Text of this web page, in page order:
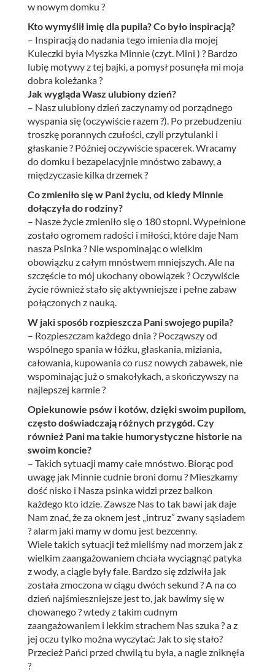
w nowym domku ?
Kto wymyślił imię dla pupila? Co było inspiracją?
– Inspiracją do nadania tego imienia dla mojej
Kuleczki była Myszka Minnie (czyt. Mini ) ? Bardzo
lubię motywy z tej bajki, a pomysł posunęła mi moja
dobra koleżanka ?
Jak wygląda Wasz ulubiony dzień?
– Nasz ulubiony dzień zaczynamy od porządnego
wyspania się (oczywiście razem ?). Po przebudzeniu
troszkę porannych czułości, czyli przytulanki i
głaskanie ? Później oczywiście spacerek. Wracamy
do domku i bezapelacyjnie mnóstwo zabawy, a
międzyczasie kilka drzemek ?
Co zmieniło się w Pani życiu, od kiedy Minnie
dołączyła do rodziny?
– Nasze życie zmieniło się o 180 stopni. Wypełnione
zostało ogromem radości i miłości, które daje Nam
nasza Psinka ? Nie wspominając o wielkim
obowiązku z całym mnóstwem mniejszych. Ale na
szczęście to mój ukochany obowiązek ? Oczywiście
życie również stało się aktywniejsze i pełne zabaw
połączonych z nauką.
W jaki sposób rozpieszcza Pani swojego pupila?
– Rozpieszczam każdego dnia ? Począwszy od
wspólnego spania w łóżku, głaskania, miziania,
całowania, kupowania co rusz nowych zabawek, nie
wspominając już o smakołykach, a skończywszy na
najlepszej karmie ?
Opiekunowie psów i kotów, dzięki swoim pupilom,
często doświadczają różnych przygód. Czy
również Pani ma takie humorystyczne historie na
swoim koncie?
– Takich sytuacji mamy całe mnóstwo. Biorąc pod
uwagę jak Minnie cudnie broni domu ? Mieszkamy
dość nisko i Nasza psinka widzi przez balkon
każdego kto idzie. Zawsze Nas to tak bawi jak daje
Nam znać, że za oknem jest „intruz” zwany sąsiadem
? alarm jaki mamy w domu jest bezcenny.
Wiele takich sytuacji też mieliśmy nad morzem jak z
wielkim zaangażowaniem chciała wyciągnąć patyka
z wody, a ciągle były fale. Bardzo się zdziwiła jak
została zmoczona w ciągu dwóch sekund ? A na co
dzień najśmieszniejsze jest to, jak bawimy się w
chowanego ? wtedy z takim cudnym
zaangażowaniem i lekkim strachem Nas szuka ? a z
jej oczu tylko można wyczytać: Jak to się stało?
Przecież Pańci przed chwilą tu była, a nagle zniknęła
?